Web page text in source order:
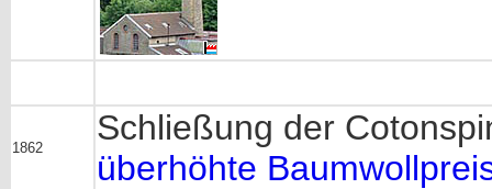
1862
Schließung der
überhöhte